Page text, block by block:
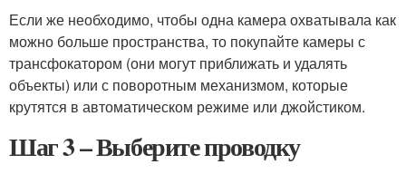
Если же необходимо, чтобы одна камера охватывала как
можно больше пространства, то покупайте камеры с
трансфокатором (они могут приближать и удалять
объекты) или с поворотным механизмом, которые
крутятся в автоматическом режиме или джойстиком.
Шаг 3 – Выберите проводку